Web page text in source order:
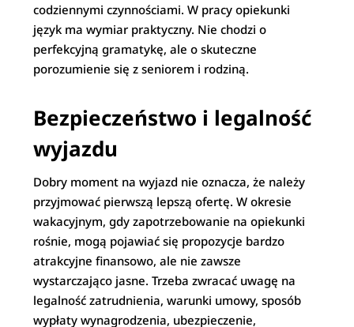
codziennymi czynnościami. W pracy opiekunki
język ma wymiar praktyczny. Nie chodzi o
perfekcyjną gramatykę, ale o skuteczne
porozumienie się z seniorem i rodziną.
Bezpieczeństwo i legalność
wyjazdu
Dobry moment na wyjazd nie oznacza, że należy
przyjmować pierwszą lepszą ofertę. W okresie
wakacyjnym, gdy zapotrzebowanie na opiekunki
rośnie, mogą pojawiać się propozycje bardzo
atrakcyjne finansowo, ale nie zawsze
wystarczająco jasne. Trzeba zwracać uwagę na
legalność zatrudnienia, warunki umowy, sposób
wypłaty wynagrodzenia, ubezpieczenie,